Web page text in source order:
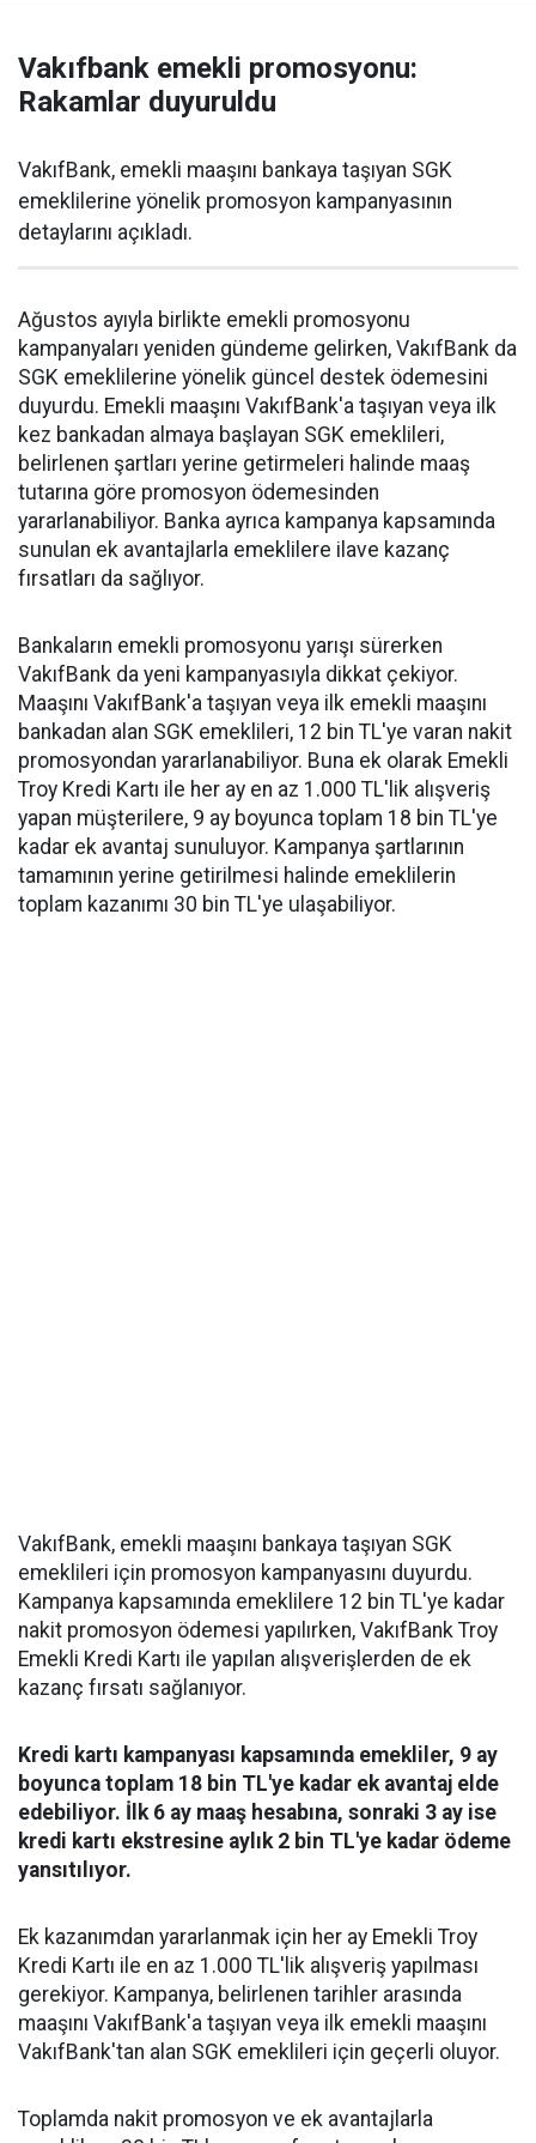
Vakıfbank emekli promosyonu:
Rakamlar duyuruldu
VakıfBank, emekli maaşını bankaya taşıyan SGK
emeklilerine yönelik promosyon kampanyasının
detaylarını açıkladı.
Ağustos ayıyla birlikte emekli promosyonu
kampanyaları yeniden gündeme gelirken, VakıfBank da
SGK emeklilerine yönelik güncel destek ödemesini
duyurdu. Emekli maaşını VakıfBank'a taşıyan veya ilk
kez bankadan almaya başlayan SGK emeklileri,
belirlenen şartları yerine getirmeleri halinde maaş
tutarına göre promosyon ödemesinden
yararlanabiliyor. Banka ayrıca kampanya kapsamında
sunulan ek avantajlarla emeklilere ilave kazanç
fırsatları da sağlıyor.
Bankaların emekli promosyonu yarışı sürerken
VakıfBank da yeni kampanyasıyla dikkat çekiyor.
Maaşını VakıfBank'a taşıyan veya ilk emekli maaşını
bankadan alan SGK emeklileri, 12 bin TL'ye varan nakit
promosyondan yararlanabiliyor. Buna ek olarak Emekli
Troy Kredi Kartı ile her ay en az 1.000 TL'lik alışveriş
yapan müşterilere, 9 ay boyunca toplam 18 bin TL'ye
kadar ek avantaj sunuluyor. Kampanya şartlarının
tamamının yerine getirilmesi halinde emeklilerin
toplam kazanımı 30 bin TL'ye ulaşabiliyor.
VakıfBank, emekli maaşını bankaya taşıyan SGK
emeklileri için promosyon kampanyasını duyurdu.
Kampanya kapsamında emeklilere 12 bin TL'ye kadar
nakit promosyon ödemesi yapılırken, VakıfBank Troy
Emekli Kredi Kartı ile yapılan alışverişlerden de ek
kazanç fırsatı sağlanıyor.
Kredi kartı kampanyası kapsamında emekliler, 9 ay
boyunca toplam 18 bin TL'ye kadar ek avantaj elde
edebiliyor. İlk 6 ay maaş hesabına, sonraki 3 ay ise
kredi kartı ekstresine aylık 2 bin TL'ye kadar ödeme
yansıtılıyor.
Ek kazanımdan yararlanmak için her ay Emekli Troy
Kredi Kartı ile en az 1.000 TL'lik alışveriş yapılması
gerekiyor. Kampanya, belirlenen tarihler arasında
maaşını VakıfBank'a taşıyan veya ilk emekli maaşını
VakıfBank'tan alan SGK emeklileri için geçerli oluyor.
Toplamda nakit promosyon ve ek avantajlarla